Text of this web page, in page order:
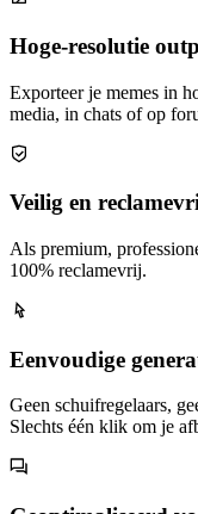
Hoge-resolutie
Exporteer je memes in
media, in chats of op
Veilig en
Als premium,
100% reclamevrij.
Eenvoudige
Geen schuifregelaars,
Slechts één klik om je